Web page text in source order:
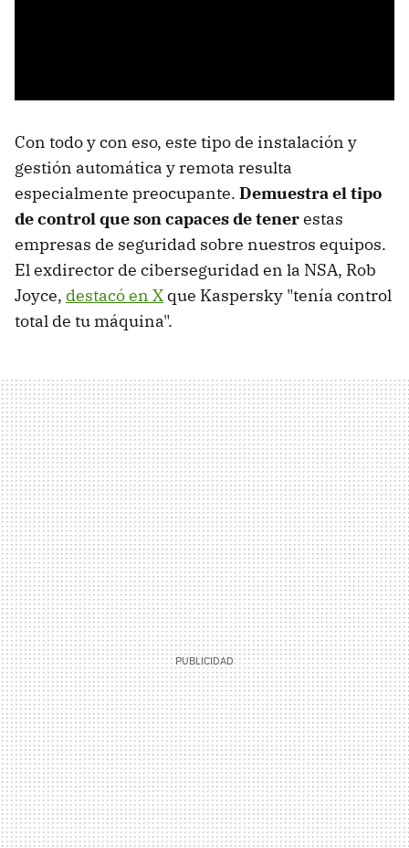
Con todo y con eso, este tipo de instalación y
gestión automática y remota resulta
especialmente preocupante. Demuestra el tipo
de control que son capaces de tenerestas
empresas de seguridad sobre nuestros equipos.
El exdirector de ciberseguridad en la NSA, Rob
Joyce, destacó en X que Kaspersky "tenía control
total de tu máquina".